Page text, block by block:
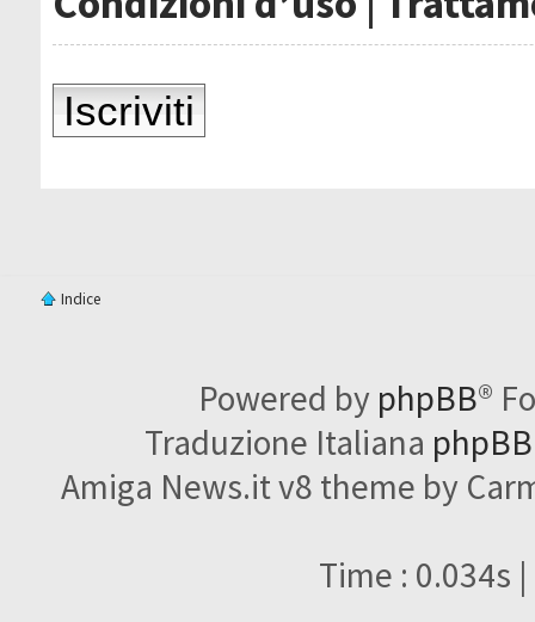
Iscriviti
Indice
Powered by phpBB®
Traduzione Italiana
Amiga News.it v8 theme by
Time : 0.034s